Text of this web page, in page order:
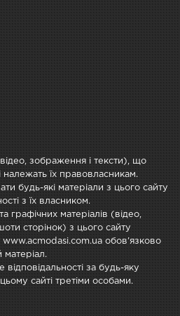
зображення і тексти), що
належать їх правовласникам.
будь-які матеріали з цього сайту
з їх власником.
графічних матеріалів (відео,
сторінок) з цього сайту
www.acmodasi.com.ua обов'язково
відповідальності за будь-яку
сайті третіми особами.